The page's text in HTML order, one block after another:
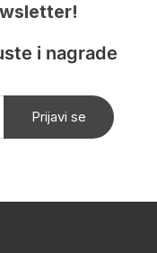
i nagrade
Prijavi se